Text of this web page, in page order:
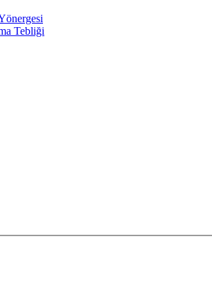
Tebliği